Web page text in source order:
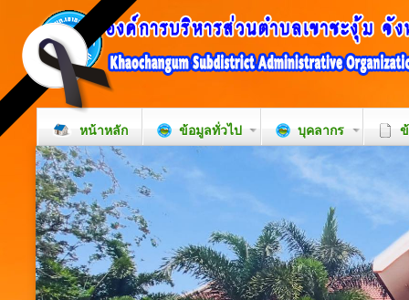
หน้าหลัก ข้อมูลทั่วไป บุคลากร